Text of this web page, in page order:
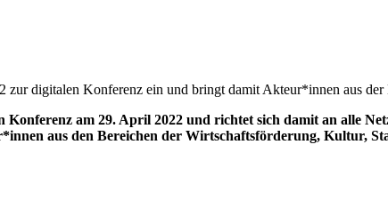
digitalen Konferenz ein und bringt damit Akteur*innen aus
am 29. April 2022 und richtet sich damit an alle
aus den Bereichen der Wirtschaftsförderung, Kultur,